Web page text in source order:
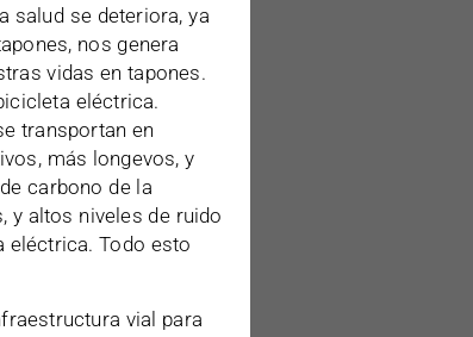
salud se deteriora, ya
nos genera
vidas en tapones.
eléctrica.
transportan en
más longevos, y
carbono de la
y altos niveles de ruido
eléctrica. Todo esto
vial para